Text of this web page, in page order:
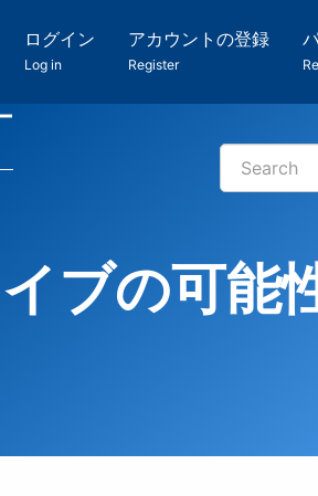
ログイン
Log in
アカウントの登録
Register
検
Search
ブの可能